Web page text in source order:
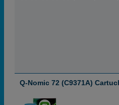
Q-Nomic 72 (C9371A)